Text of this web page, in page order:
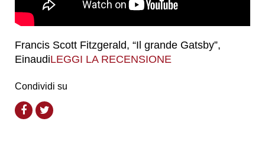
Francis Scott Fitzgerald, “Il grande Gatsby”,
EinaudiLEGGI LA RECENSIONE
Condividi su